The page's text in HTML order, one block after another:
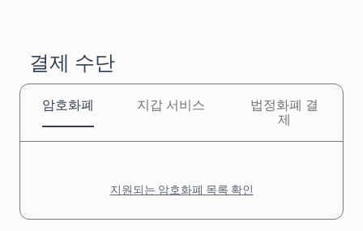
결제 수단
암호화폐 지갑 서비스
법정화폐 결
제
지원되는 암호화폐 목록 확인